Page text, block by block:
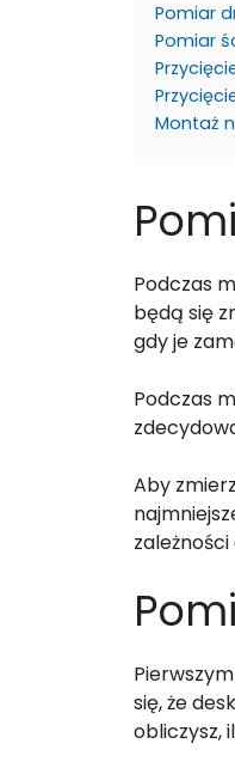
Pomiar
Pomiar
Montaż
Podczas
będą się
gdy je
Podczas
Aby
się, że
obliczysz,